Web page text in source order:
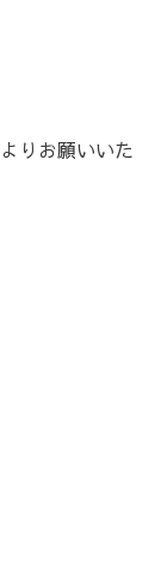
よりお願いいた